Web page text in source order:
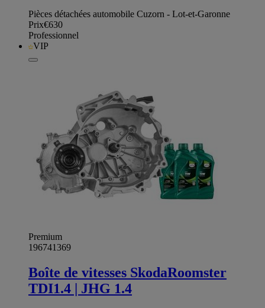
Pièces détachées automobile Cuzorn - Lot-et-Garonne
Prix€630
Professionnel
VIP
Premium
196741369
Boîte de vitesses SkodaRoomster
TDI1.4 | JHG 1.4